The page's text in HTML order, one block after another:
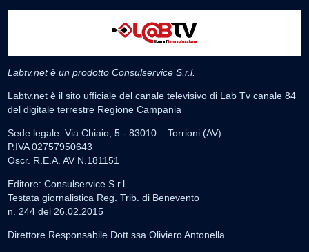
Labtv.net è un prodotto Consulservice S.r.l.
Labtv.net è il sito ufficiale del canale televisivo di Lab Tv canale 84
del digitale terrestre Regione Campania
Sede legale: Via Chiaio, 5 - 83010 – Torrioni (AV)
P.IVA 02757950643
Oscr. R.E.A. AV N.181151
Editore: Consulservice S.r.l.
Testata giornalistica Reg. Trib. di Benevento
n. 244 del 26.02.2015
Direttore Responsabile Dott.ssa Oliviero Antonella